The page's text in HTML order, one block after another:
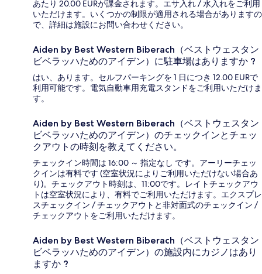
あたり 20.00 EURが課金されます。エサ入れ / 水入れをご利用
いただけます。いくつかの制限が適用される場合がありますの
で、詳細は施設にお問い合わせください。
Aiden by Best Western Biberach（ベストウェスタン
ビベラッハためのアイデン）に駐車場はありますか ?
はい、あります。セルフパーキングを 1 日につき 12.00 EURで
利用可能です。電気自動車用充電スタンドをご利用いただけま
す。
Aiden by Best Western Biberach（ベストウェスタン
ビベラッハためのアイデン）のチェックインとチェッ
クアウトの時刻を教えてください。
チェックイン時間は 16:00 ～ 指定なし です。アーリーチェッ
クインは有料です (空室状況によりご利用いただけない場合あ
り)。チェックアウト時刻は、11:00です。レイトチェックアウ
トは空室状況により、有料でご利用いただけます。エクスプレ
スチェックイン / チェックアウトと非対面式のチェックイン /
チェックアウトをご利用いただけます。
Aiden by Best Western Biberach（ベストウェスタン
ビベラッハためのアイデン）の施設内にカジノはあり
ますか ?